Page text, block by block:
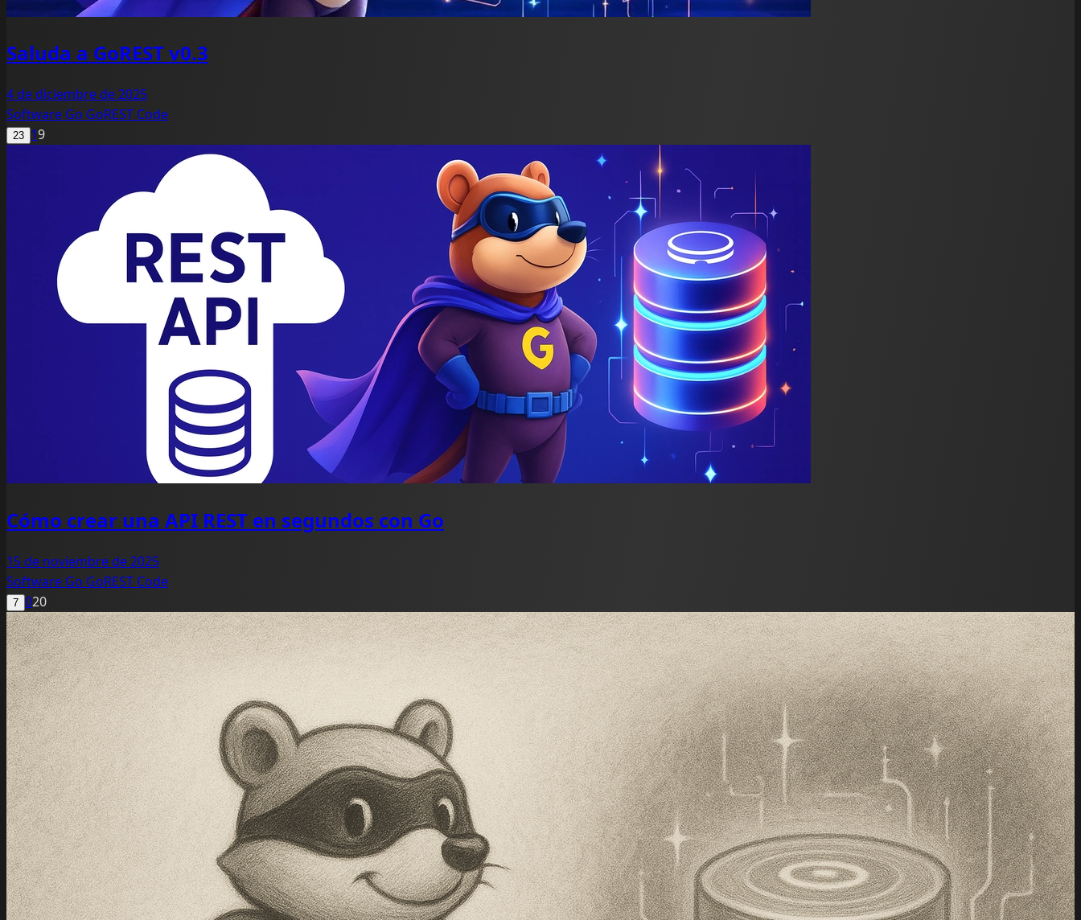
Saluda a GoREST v0.3
4 de diciembre de 2025
Software Go GoREST Code
23 19
Cómo crear una API REST en segundos con Go
15 de noviembre de 2025
Software Go GoREST Code
7 020